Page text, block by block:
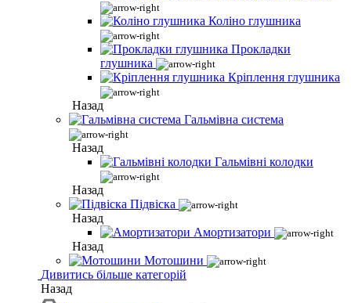
Коліно глушника
Прокладки
глушника
Кріплення глушника
Назад
Гальмівна система
Назад
Гальмівні колодки
Назад
Підвіска
Назад
Амортизатори
Назад
Мотошини
Дивитись більше категорій
Назад